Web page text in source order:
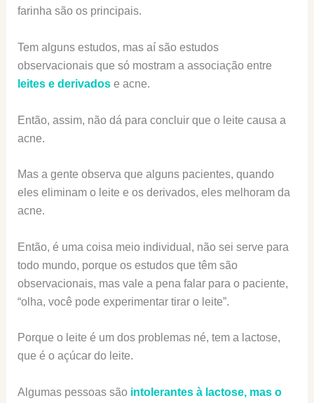
farinha são os principais.
Tem alguns estudos, mas aí são estudos
observacionais que só mostram a associação entre
leites e derivadose acne.
Então, assim, não dá para concluir que o leite causa a
acne.
Mas a gente observa que alguns pacientes, quando
eles eliminam o leite e os derivados, eles melhoram da
acne.
Então, é uma coisa meio individual, não sei serve para
todo mundo, porque os estudos que têm são
observacionais, mas vale a pena falar para o paciente,
“olha, você pode experimentar tirar o leite”.
Porque o leite é um dos problemas né, tem a lactose,
que é o açúcar do leite.
Algumas pessoas são intolerantes à lactose, mas o